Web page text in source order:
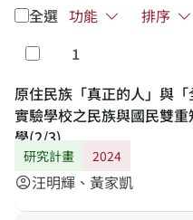
全選 功能 排序
勾選
1
原住民族「真正的人」與
實驗學校之民族與國民雙
學(2/3)
研究計畫 2024
account_circle汪明輝、黃家凱